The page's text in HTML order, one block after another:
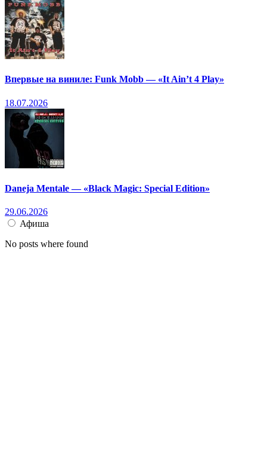
Впервые на виниле: Funk Mobb — «It Ain’t 4 Play»
18.07.2026
Daneja Mentale — «Black Magic: Special Edition»
29.06.2026
Афиша
No posts where found